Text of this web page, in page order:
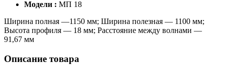
Модели : МП 18
Ширина полная —1150 мм; Ширина полезная — 1100 мм;
Высота профиля — 18 мм; Расстояние между волнами —
91,67 мм
Описание товара